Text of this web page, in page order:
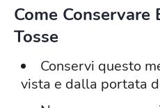
Come Conservare
Tosse
Conservi questo
vista e dalla portata